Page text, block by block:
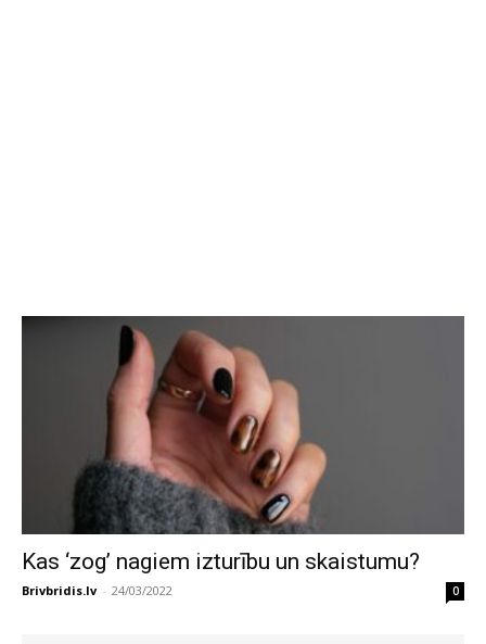
Kas ‘zog’ nagiem izturību un skaistumu?
Brivbridis.lv - 24/03/2022 0